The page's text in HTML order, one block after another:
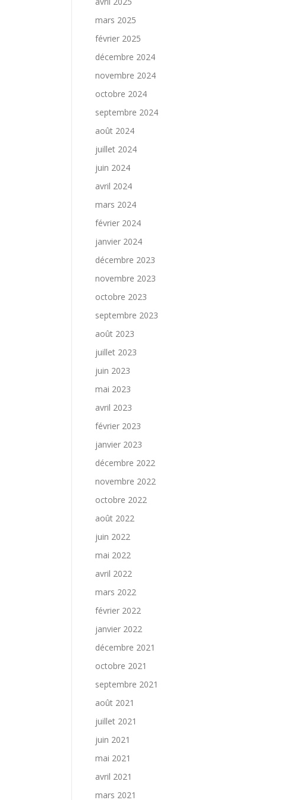
mars 2025
février 2025
décembre 2024
novembre 2024
octobre 2024
septembre 2024
août 2024
juillet 2024
juin 2024
avril 2024
mars 2024
février 2024
janvier 2024
décembre 2023
novembre 2023
octobre 2023
septembre 2023
août 2023
juillet 2023
juin 2023
mai 2023
avril 2023
février 2023
janvier 2023
décembre 2022
novembre 2022
octobre 2022
août 2022
juin 2022
mai 2022
avril 2022
mars 2022
février 2022
janvier 2022
décembre 2021
octobre 2021
septembre 2021
août 2021
juillet 2021
juin 2021
mai 2021
avril 2021
mars 2021